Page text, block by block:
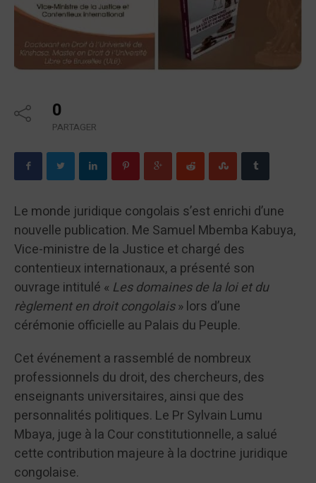
0
PARTAGER
Le monde juridique congolais s’est enrichi d’une
nouvelle publication. Me Samuel Mbemba Kabuya,
Vice-ministre de la Justice et chargé des
contentieux internationaux, a présenté son
ouvrage intitulé « Les domaines de la loi et du
règlement en droit congolais» lors d’une
cérémonie officielle au Palais du Peuple.
Cet événement a rassemblé de nombreux
professionnels du droit, des chercheurs, des
enseignants universitaires, ainsi que des
personnalités politiques. Le Pr Sylvain Lumu
Mbaya, juge à la Cour constitutionnelle, a salué
cette contribution majeure à la doctrine juridique
congolaise.